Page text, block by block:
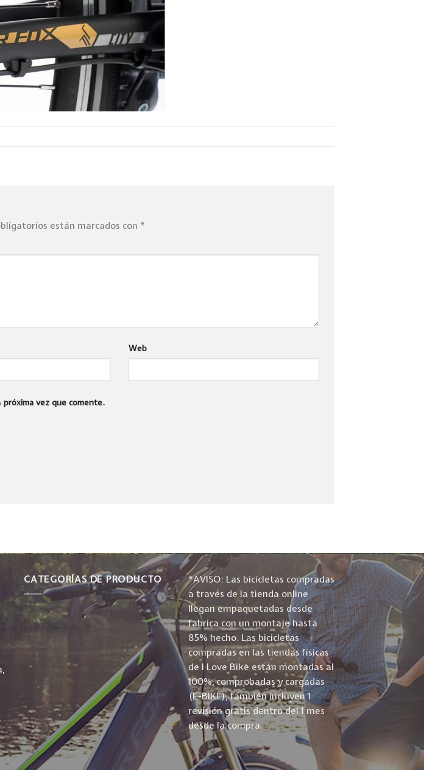
están marcados con *
Web
vez que comente.
CATEGORÍAS DE PRODUCTO
*AVISO: Las bicicletas compradas
a través de la tienda online
llegan empaquetadas desde
fabrica con un montaje hasta
85% hecho. Las bicicletas
compradas en las tiendas físicas
de I Love Bike están montadas al
100%, comprobadas y cargadas
(E-BIKE), también incluyen 1
revisión gratis dentro del 1 mes
desde la compra.